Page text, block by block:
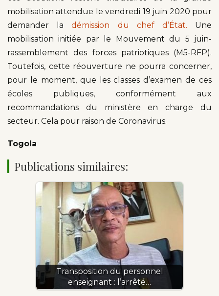
mobilisation attendue le vendredi 19 juin 2020 pour
demander ladémission du chef d’État. Une
mobilisation initiée par le Mouvement du 5 juin-
rassemblement des forces patriotiques (M5-RFP).
Toutefois, cette réouverture ne pourra concerner,
pour le moment, que les classes d’examen de ces
écoles publiques, conformément aux
recommandations du ministère en charge du
secteur. Cela pour raison de Coronavirus.
Togola
Publications similaires:
Transposition du personnel
enseignant : l’arrêté…